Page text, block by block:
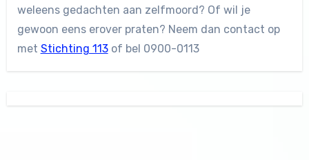
weleens gedachten aan zelfmoord? Of wil je
gewoon eens erover praten? Neem dan contact op
met Stichting 113of bel 0900-0113